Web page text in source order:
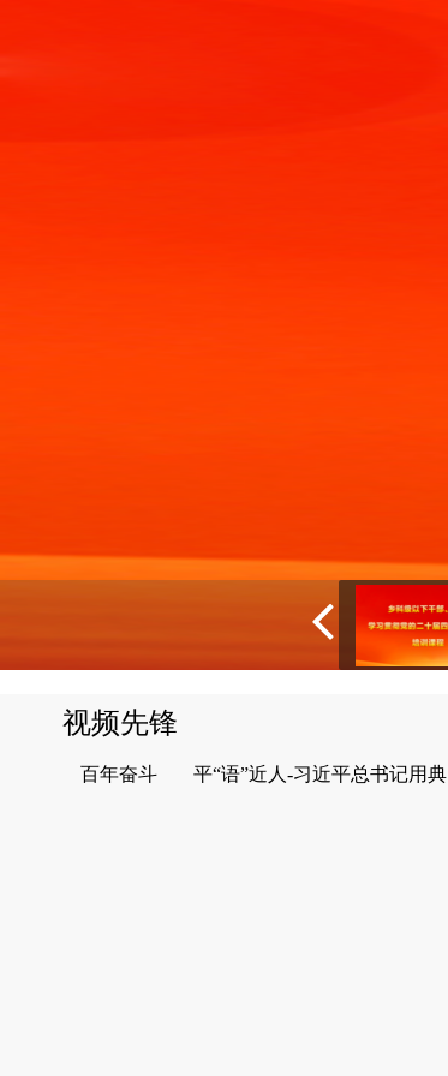
视频先锋
百年奋斗 平“语”近人-习近平总书记用典